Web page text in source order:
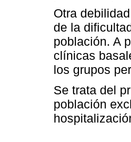
Otra
de la
población. A
clínicas
los grupos
Se trata del
población